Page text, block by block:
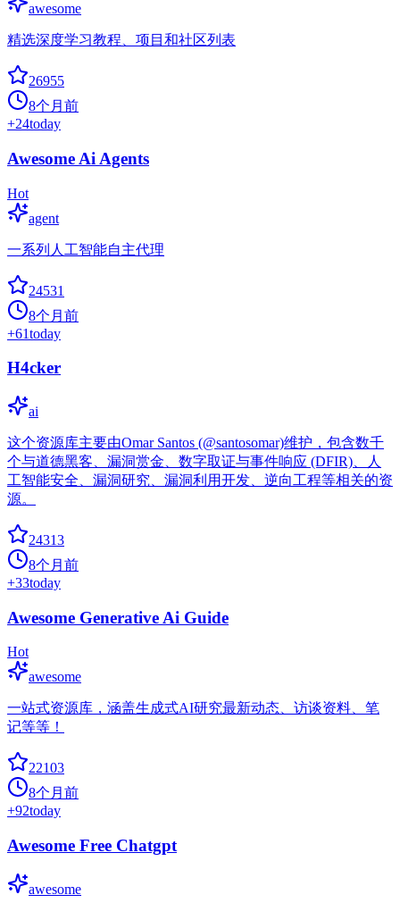
awesome
精选深度学习教程、项目和社区列表
26955
8个月前
+24today
Awesome Ai Agents
Hot
agent
一系列人工智能自主代理
24531
8个月前
+61today
H4cker
ai
这个资源库主要由Omar Santos (@santosomar)维护，包含数千
个与道德黑客、漏洞赏金、数字取证与事件响应 (DFIR)、人
工智能安全、漏洞研究、漏洞利用开发、逆向工程等相关的资
源。
24313
8个月前
+33today
Awesome Generative Ai Guide
Hot
awesome
一站式资源库，涵盖生成式AI研究最新动态、访谈资料、笔
记等等！
22103
8个月前
+92today
Awesome Free Chatgpt
awesome